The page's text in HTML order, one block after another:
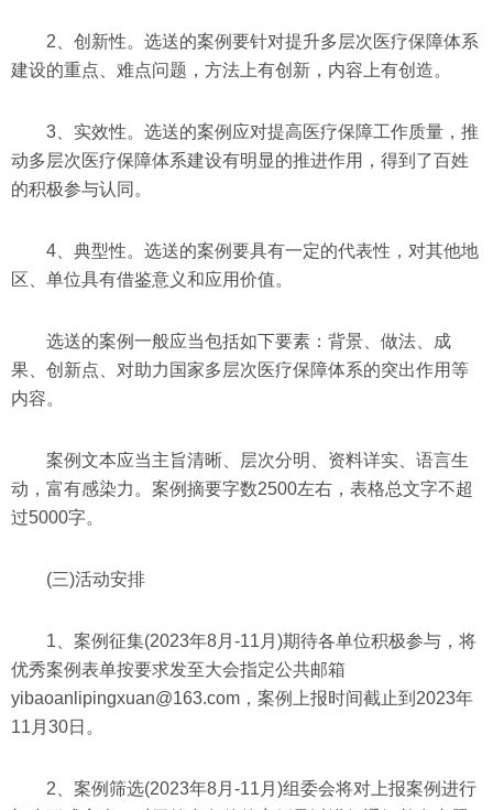
2、创新性。选送的案例要针对提升多层次医疗保障体系
建设的重点、难点问题，方法上有创新，内容上有创造。
3、实效性。选送的案例应对提高医疗保障工作质量，推
动多层次医疗保障体系建设有明显的推进作用，得到了百姓
的积极参与认同。
4、典型性。选送的案例要具有一定的代表性，对其他地
区、单位具有借鉴意义和应用价值。
选送的案例一般应当包括如下要素：背景、做法、成
果、创新点、对助力国家多层次医疗保障体系的突出作用等
内容。
案例文本应当主旨清晰、层次分明、资料详实、语言生
动，富有感染力。案例摘要字数2500左右，表格总文字不超
过5000字。
(三)活动安排
1、案例征集(2023年8月-11月)期待各单位积极参与，将
优秀案例表单按要求发至大会指定公共邮箱
yibaoanlipingxuan@163.com，案例上报时间截止到2023年
11月30日。
2、案例筛选(2023年8月-11月)组委会将对上报案例进行